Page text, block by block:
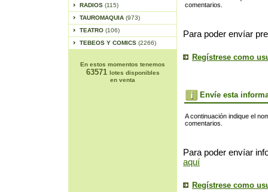
RADIOS (115)
TAUROMAQUIA (973)
TEATRO (106)
TEBEOS Y COMICS (2266)
En estos momentos tenemos
63571 lotes disponibles
en venta
comentarios.
Para poder envíar
Regístrese como
Envíe esta
A continuación indique el
comentarios.
Para poder envíar
aquí
Regístrese como